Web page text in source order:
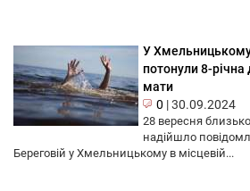
У Хмельницькому
потонули 8-річна
мати
0 |30.09.2024
28 вересня
надійшло
Береговій у Хмельницькому в місцевій...